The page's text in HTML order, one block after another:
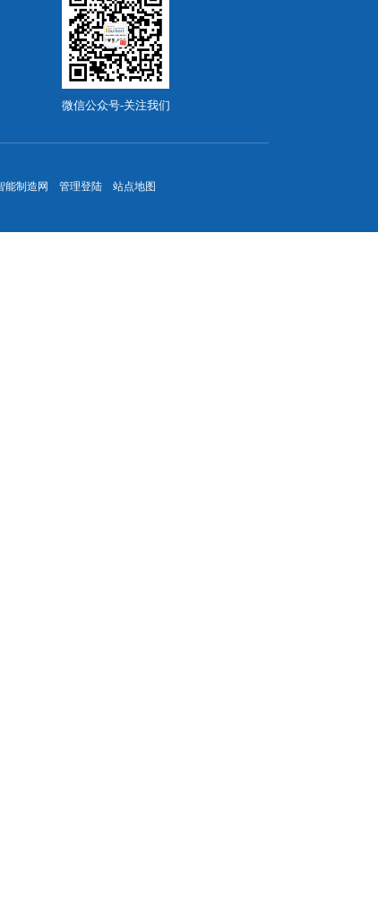
微信公众号-关注我们
能制造网 管理登陆 站点地图